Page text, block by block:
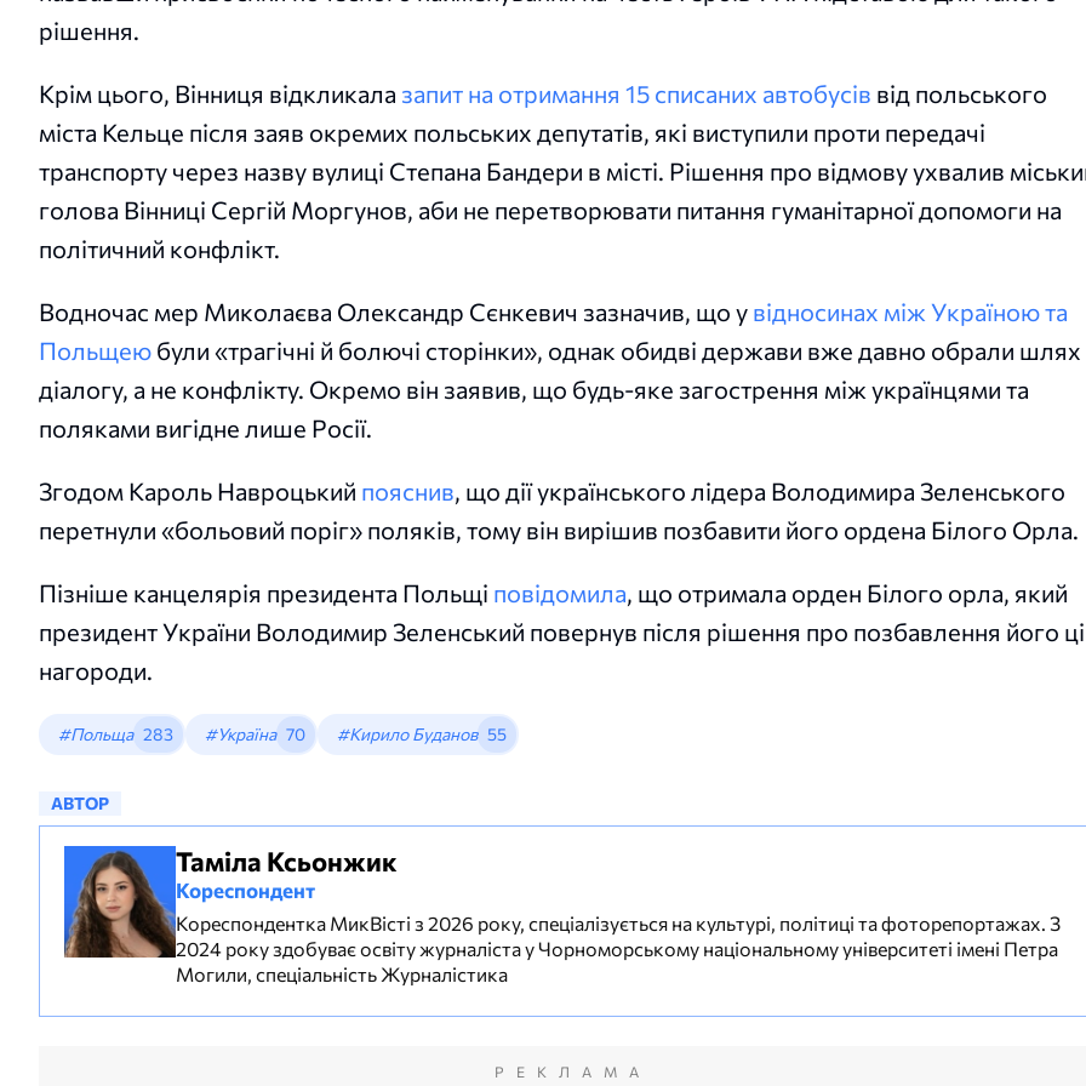
рішення.
Крім цього, Вінниця відкликала запит на отримання 15 списаних автобусів від польського
міста Кельце після заяв окремих польських депутатів, які виступили проти передачі
транспорту через назву вулиці Степана Бандери в місті. Рішення про відмову ухвалив
голова Вінниці Сергій Моргунов, аби не перетворювати питання гуманітарної допомоги на
політичний конфлікт.
Водночас мер Миколаєва Олександр Сєнкевич зазначив, що у відносинах між Україною та
Польщею були «трагічні й болючі сторінки», однак обидві держави вже давно обрали шлях
діалогу, а не конфлікту. Окремо він заявив, що будь-яке загострення між українцями та
поляками вигідне лише Росії.
Згодом Кароль Навроцький пояснив, що дії українського лідера Володимира Зеленського
перетнули «больовий поріг» поляків, тому він вирішив позбавити його ордена Білого Орла.
Пізніше канцелярія президента Польщі повідомила, що отримала орден Білого орла, який
президент України Володимир Зеленський повернув після рішення про позбавлення його
нагороди.
#Польща 283 #Україна 70 #Кирило Буданов 55
АВТОР
Таміла Ксьонжик
Кореспондент
Кореспондентка МикВісті з 2026 року, спеціалізується на культурі, політиці та фоторепортажах. З
2024 року здобуває освіту журналіста у Чорноморському національному університеті імені Петра
Могили, спеціальність Журналістика
РЕКЛАМА